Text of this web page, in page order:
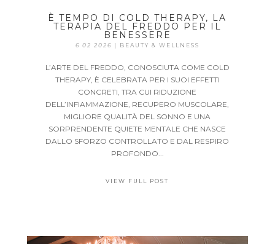
È TEMPO DI COLD THERAPY, LA
TERAPIA DEL FREDDO PER IL
BENESSERE
6 02 2026 | BEAUTY & WELLNESS
L’ARTE DEL FREDDO, CONOSCIUTA COME COLD
THERAPY, È CELEBRATA PER I SUOI EFFETTI
CONCRETI, TRA CUI RIDUZIONE
DELL’INFIAMMAZIONE, RECUPERO MUSCOLARE,
MIGLIORE QUALITÀ DEL SONNO E UNA
SORPRENDENTE QUIETE MENTALE CHE NASCE
DALLO SFORZO CONTROLLATO E DAL RESPIRO
PROFONDO...
VIEW FULL POST